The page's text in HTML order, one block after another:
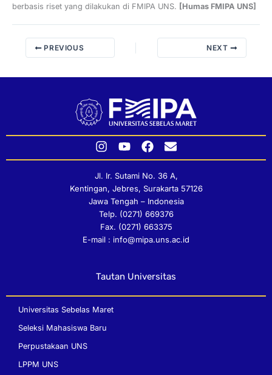
berbasis riset yang dilakukan di FMIPA UNS. [Humas FMIPA UNS]
PREVIOUS NEXT
I
n
s
t
a
g
r
a
Y
o
u
t
u
b
e
F
a
c
e
b
o
o
k
E
n
v
e
l
o
p
e
Jl. Ir. Sutami No. 36 A,
Kentingan, Jebres, Surakarta 57126
Jawa Tengah – Indonesia
Telp. (0271) 669376
Fax. (0271) 663375
E-mail : info@mipa.uns.ac.id
Tautan Universitas
Universitas Sebelas Maret
Seleksi Mahasiswa Baru
Perpustakaan UNS
LPPM UNS